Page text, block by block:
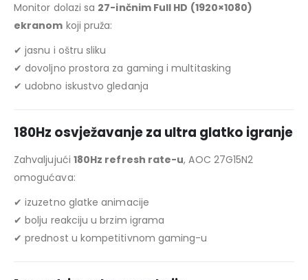
Monitor dolazi sa 27-inčnim Full HD (1920×1080)
ekranom koji pruža:
✔ jasnu i oštru sliku
✔ dovoljno prostora za gaming i multitasking
✔ udobno iskustvo gledanja
180Hz osvježavanje za ultra glatko igranje
Zahvaljujući 180Hz refresh rate-u, AOC 27G15N2
omogućava:
✔ izuzetno glatke animacije
✔ bolju reakciju u brzim igrama
✔ prednost u kompetitivnom gaming-u